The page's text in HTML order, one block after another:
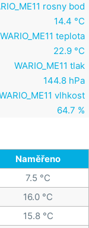
rosny bod
14.4 °C
WARIO_ME11 teplota
22.9 °C
WARIO_ME11 tlak
144.8 hPa
vlhkost
64.7 %
Naměřeno
7.5 °C
16.0 °C
15.8 °C